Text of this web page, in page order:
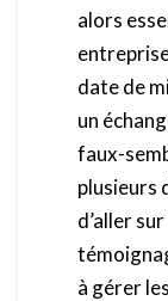
alors
date de
un
faux-
plusieurs
d’aller
à gérer